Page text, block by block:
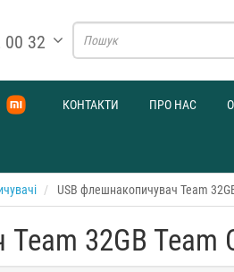
00 32
КОНТАКТИ ПРО НАС
USB флешнакопичувач Team
32GB Team